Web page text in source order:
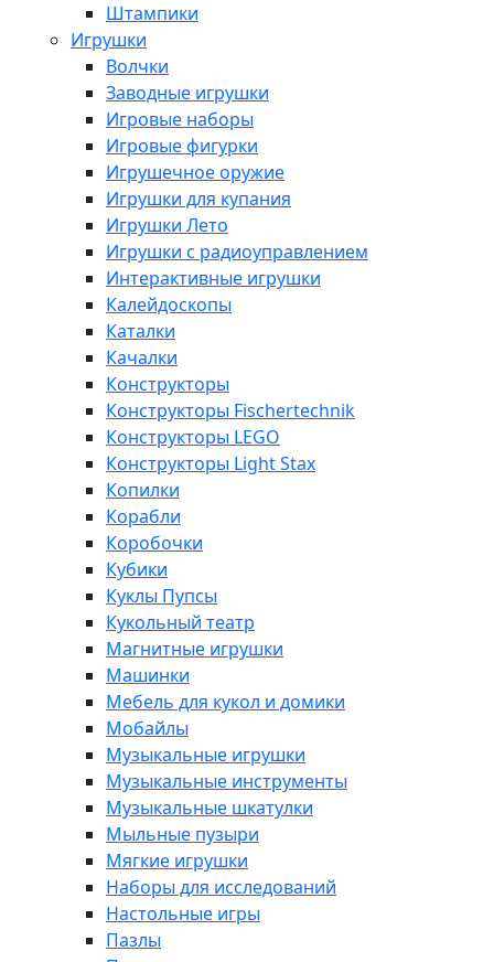
Штампики
Игрушки
Волчки
Заводные игрушки
Игровые наборы
Игровые фигурки
Игрушечное оружие
Игрушки для купания
Игрушки Лето
Игрушки с радиоуправлением
Интерактивные игрушки
Калейдоскопы
Каталки
Качалки
Конструкторы
Конструкторы Fisсhertechnik
Конструкторы LEGO
Конструкторы Light Stax
Копилки
Корабли
Коробочки
Кубики
Куклы Пупсы
Кукольный театр
Магнитные игрушки
Машинки
Мебель для кукол и домики
Мобайлы
Музыкальные игрушки
Музыкальные инструменты
Музыкальные шкатулки
Мыльные пузыри
Мягкие игрушки
Наборы для исследований
Настольные игры
Пазлы